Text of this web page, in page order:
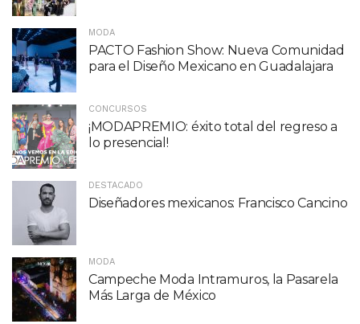
MODA
PACTO Fashion Show: Nueva Comunidad
para el Diseño Mexicano en Guadalajara
CONCURSOS
¡MODAPREMIO: éxito total del regreso a
lo presencial!
DESTACADO
Diseñadores mexicanos: Francisco Cancino
MODA
Campeche Moda Intramuros, la Pasarela
Más Larga de México